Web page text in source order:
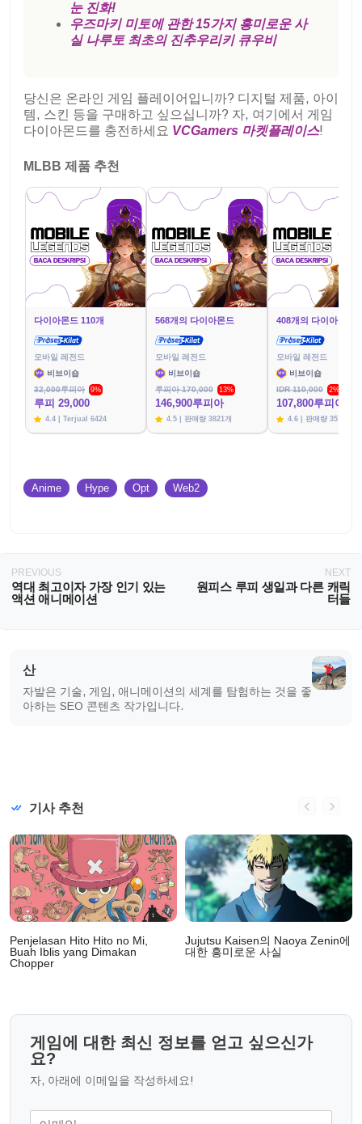
눈 진화!
우즈마키 미토에 관한 15가지 흥미로운 사
실 나루토 최초의 진추우리키 큐우비
당신은 온라인 게임 플레이어입니까? 디지털 제품, 아이
템, 스킨 등을 구매하고 싶으십니까? 자, 여기에서 게임
다이아몬드를 충전하세요 VCGamers 마켓플레이스!
MLBB 제품 추천
다이아몬드 110개
모바일 레전드
비브이숍
32,000루피아
9%
루피 29,000
4.4 | Terjual 6424
568개의 다이아몬드
모바일 레전드
비브이숍
루피아 170,000
13%
146,900루피아
4.5 | 판매량 3821개
408개의 다이아몬드
모바일 레전드
비브이숍
IDR 110,000
2%
107,800루피아
4.6 | 판매량 3576개
Anime Hype Opt Web2
PREVIOUS
역대 최고이자 가장 인기 있는
액션 애니메이션
NEXT
원피스 루피 생일과 다른 캐릭
터들
산
자발은 기술, 게임, 애니메이션의 세계를 탐험하는 것을 좋
아하는 SEO 콘텐츠 작가입니다.
기사 추천
Penjelasan Hito Hito no Mi,
Buah Iblis yang Dimakan
Chopper
Jujutsu Kaisen의 Naoya Zenin에
대한 흥미로운 사실
게임에 대한 최신 정보를 얻고 싶으신가
요?
자, 아래에 이메일을 작성하세요!